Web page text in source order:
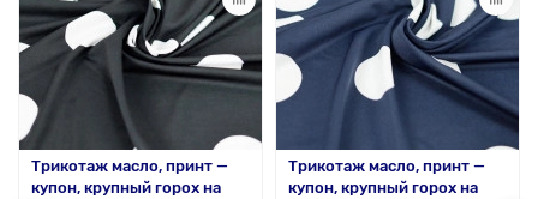
Трикотаж масло, принт —
купон, крупный горох на
Трикотаж масло, принт —
купон, крупный горох на